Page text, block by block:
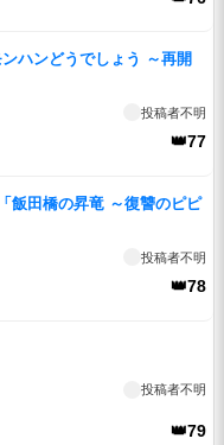
ンハンどうでしょう ～再開
投稿者不明
👑77
飯田橋の昇竜 ～復讐のピピ
投稿者不明
👑78
投稿者不明
👑79